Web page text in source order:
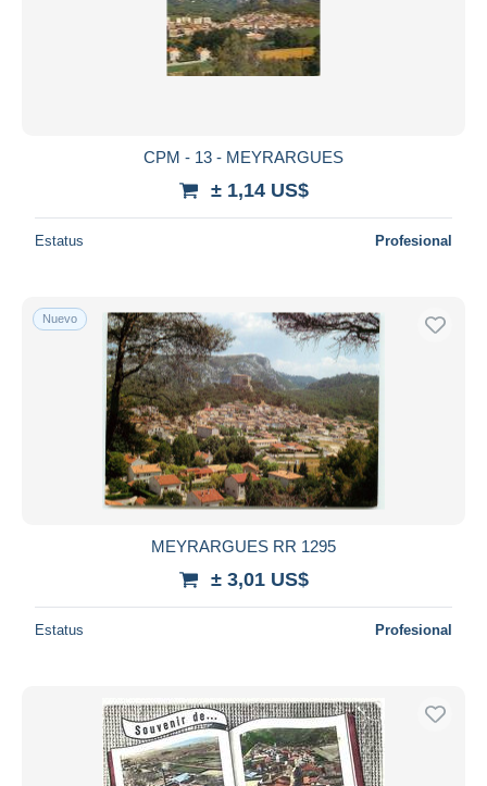
CPM - 13 - MEYRARGUES
± 1,14 US$
Estatus Profesional
Nuevo
MEYRARGUES RR 1295
± 3,01 US$
Estatus Profesional